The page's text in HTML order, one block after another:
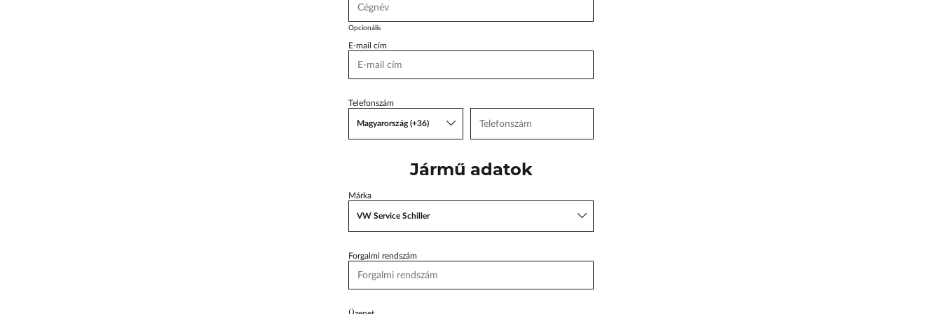
Haszonjárművek
VW Service Schiller
Karosszéria
Estilo de
PlayUZU
Mexicano!
lugar correcto! En este artículo, te presentaremos el fascinante mundo de PlayUZU, un casino en línea
que te ofrece una experiencia de juego única con un toque mexicano. Desde su lanzamiento en México,
Opcionális
E-mail cím
Telefonszám
Magyarország (+36)
Jármű adatok
Márka
VW Service Schiller
Forgalmi rendszám